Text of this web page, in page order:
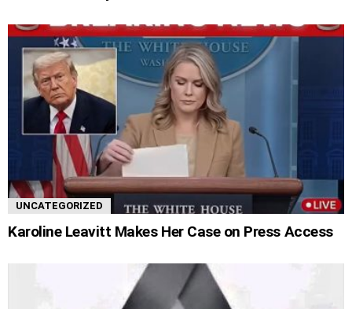
UNCATEGORIZED
Karoline Leavitt Makes Her Case on Press Access